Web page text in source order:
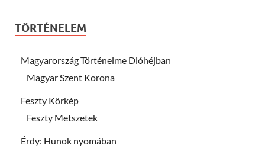
TÖRTÉNELEM
Magyarország Történelme Dióhéjban
Magyar Szent Korona
Feszty Körkép
Feszty Metszetek
Érdy: Hunok nyomában